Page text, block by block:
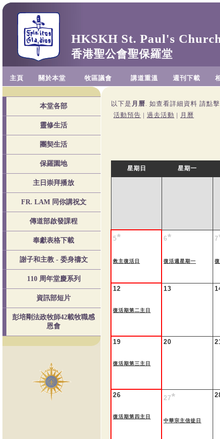
HKSKH St. Paul's
香港聖公會聖保羅堂
主頁 關於本堂 牧區議會 講道重溫 週刊下載
本堂各部
靈修生活
團契生活
保羅園地
主日崇拜播放
FR. LAM 同你講祝文
傳道部啟發課程
奉獻表格下載
謝子和主教 - 委身禱文
110 周年堂慶系列
資訊部短片
彭培剛法政牧師42載牧職感
恩會
以下是 月曆. 如查看詳細資料 請點
活動預告 | 過去活動 | 月曆
星期日 星期一
5*
救主復活日
6*
復活週星期一
7
12
復活期第二主日
13
19
復活期第三主日
20
26
復活期第四主日
27*
中華宗主信徒日